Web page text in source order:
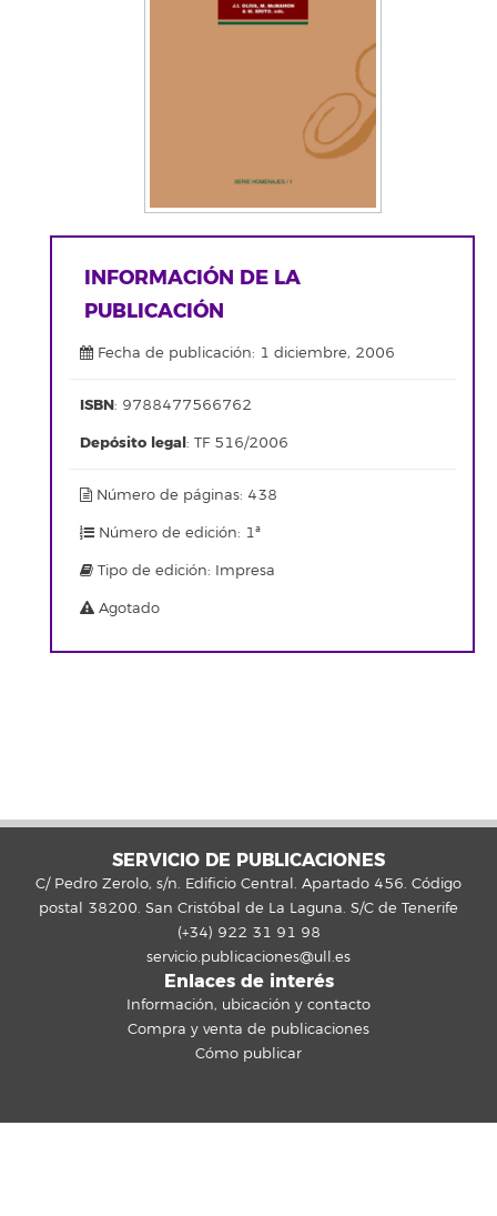
INFORMACIÓN DE LA
PUBLICACIÓN
Fecha de publicación: 1 diciembre, 2006
ISBN: 9788477566762
Depósito legal: TF 516/2006
Número de páginas: 438
Número de edición: 1ª
Tipo de edición: Impresa
Agotado
SERVICIO DE PUBLICACIONES
C/ Pedro Zerolo, s/n. Edificio Central. Apartado 456. Código
postal 38200. San Cristóbal de La Laguna. S/C de Tenerife
(+34) 922 31 91 98
servicio.publicaciones@ull.es
Enlaces de interés
Información, ubicación y contacto
Compra y venta de publicaciones
Cómo publicar